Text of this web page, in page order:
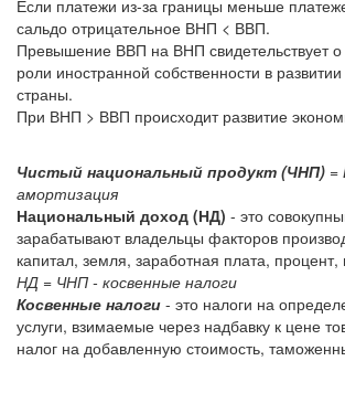
Если платежи из-за границы меньше
сальдо отрицательное ВНП < ВВП.
Превышение ВВП на ВНП свидетельствует о
роли иностранной собственности в
страны.
При ВНП > ВВП происходит развитие
Чистый национальный продукт (ЧНП) =
амортизация
Национальный доход (НД) - это
зарабатывают владельцы факторов
капитал, земля, заработная плата,
НД = ЧНП - косвенные налоги
Косвенные налоги - это налоги на
услуги, взимаемые через надбавку к цене
налог на добавленную стоимость,